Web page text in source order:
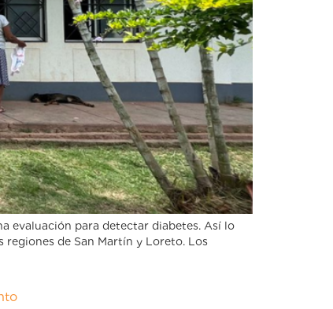
evaluación para detectar diabetes. Así lo
regiones de San Martín y Loreto. Los